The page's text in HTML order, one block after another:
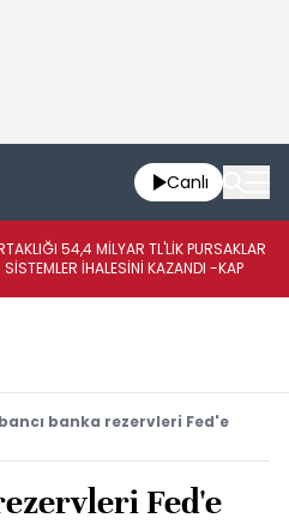
Canlı
54,4 MİLYAR TL'LİK PURSAKLAR
İHALESİNİ KAZANDI -KAP
banka rezervleri Fed'e
Fed'e